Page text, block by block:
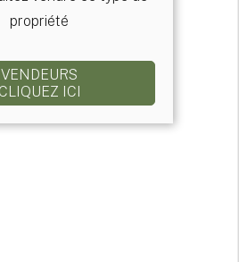
propriété
VENDEURS
CLIQUEZ ICI